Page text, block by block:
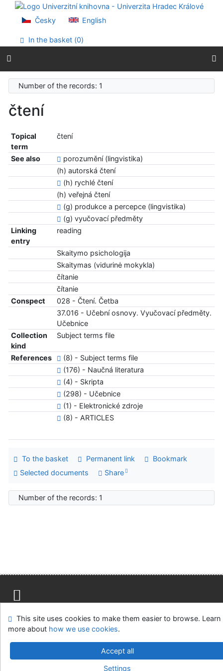
Go to content
Go to menu
Accessibility declaration
Česky English
In the basket (0)
Number of the records: 1
čtení
Topical
term
čtení
See also
porozumění (lingvistika)
(h) autorská čtení
(h) rychlé čtení
(h) veřejná čtení
(g) produkce a percepce (lingvistika)
(g) vyučovací předměty
Linking
entry
reading
Skaitymo psichologija
Skaitymas (vidurinė mokykla)
čítanie
čítanie
Conspect
028 - Čtení. Četba
37.016 - Učební osnovy. Vyučovací předměty.
Učebnice
Collection
kind
Subject terms file
References
(8) - Subject terms file
(176) - Naučná literatura
(4) - Skripta
(298) - Učebnice
(1) - Elektronické zdroje
(8) - ARTICLES
To the basket Permanent link
Bookmark
Selected documents
Share
Number of the records: 1
Feedback form
Cookie settings
Univerzitní knihovna - Univerzita Hradec Králové
v.4.8.63a -
This site uses cookies to make them easier to browse. Learn
more about how we use cookies.
Accept all
Settings